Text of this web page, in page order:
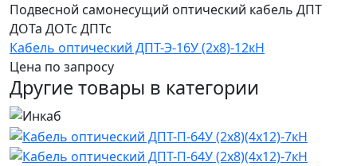
Подвесной самонесущий оптический кабель ДПТ
ДОТа ДОТс ДПТс
Кабель оптический ДПТ-Э-16У (2х8)-12кН
Цена по запросу
Другие товары в категории